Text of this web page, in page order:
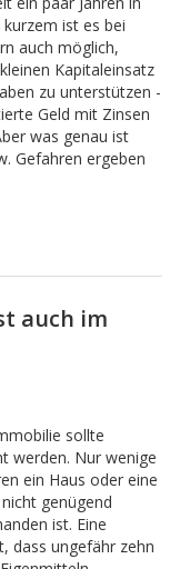
ist es bei
auch möglich,
Kapitaleinsatz
zu unterstützen -
Geld mit Zinsen
was genau ist
Gefahren ergeben
auch im
sollte
werden. Nur wenige
ein Haus oder eine
genügend
ist. Eine
dass ungefähr zehn